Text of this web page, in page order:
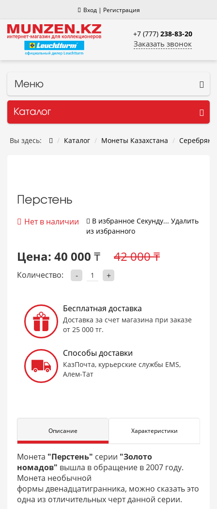
Вход| Регистрация
+7 (777) 238-83-20
Заказать звонок
Меню
Каталог
Вы здесь: Каталог Монеты Казахстана
Перстень
Нет в наличии В избранное Cекунду... Удалить
из избранного
Цена: 40 000 ₸ 42 000 ₸
Количество: - +
Бесплатная доставка
Доставка за счет магазина при заказе
от 25 000 тг.
Способы доставки
КазПочта, курьерские службы EMS,
Алем-Тат
Описание Характеристики
Монета "Перстень" серии "Золото
номадов" вышла в обращение в 2007 году.
Монета необычной
формы двенадцатигранника, можно сказать это
одна из отличительных черт данной серии.